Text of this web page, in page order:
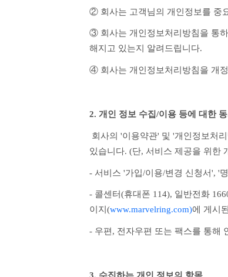
② 회사는 고객님의 개인정보를 중
③ 회사는 개인정보처리방침을 통
해지고 있는지 알려드립니다.
④ 회사는 개인정보처리방침을 개
2. 개인 정보 수집/이용 등에 대한 동
있습니다. (단, 서비스 제공을 위한
- 서비스 '가입/이용/변경 신청서', '
- 콜센터(휴대폰 114), 일반전화
이지(www.marvelring.com)에 게시
- 우편, 전자우편 또는 팩스를 통해